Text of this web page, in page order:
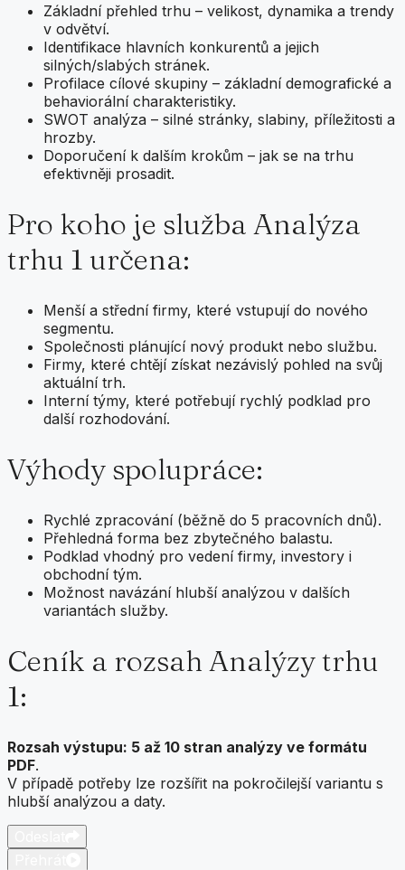
Základní přehled trhu – velikost, dynamika a trendy
v odvětví.
Identifikace hlavních konkurentů a jejich
silných/slabých stránek.
Profilace cílové skupiny – základní demografické a
behaviorální charakteristiky.
SWOT analýza – silné stránky, slabiny, příležitosti a
hrozby.
Doporučení k dalším krokům – jak se na trhu
efektivněji prosadit.
Pro koho je služba Analýza
trhu 1 určena:
Menší a střední firmy, které vstupují do nového
segmentu.
Společnosti plánující nový produkt nebo službu.
Firmy, které chtějí získat nezávislý pohled na svůj
aktuální trh.
Interní týmy, které potřebují rychlý podklad pro
další rozhodování.
Výhody spolupráce:
Rychlé zpracování (běžně do 5 pracovních dnů).
Přehledná forma bez zbytečného balastu.
Podklad vhodný pro vedení firmy, investory i
obchodní tým.
Možnost navázání hlubší analýzou v dalších
variantách služby.
Ceník a rozsah Analýzy trhu
1:
Rozsah výstupu: 5 až 10 stran analýzy ve formátu
PDF.
V případě potřeby lze rozšířit na pokročilejší variantu s
hlubší analýzou a daty.